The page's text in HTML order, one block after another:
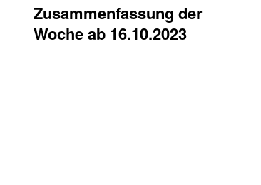
Zusammenfassung der
Woche ab 16.10.2023